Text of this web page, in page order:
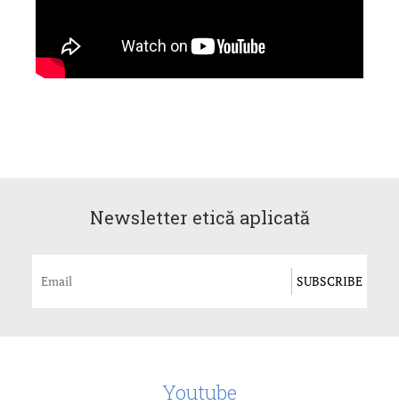
Newsletter etică aplicată
Youtube